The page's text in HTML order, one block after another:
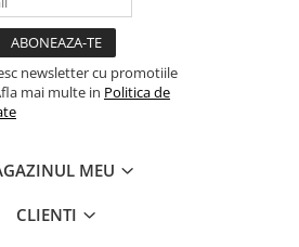
newsletter cu promotiile
mai multe in Politica de
MEU
CLIENTI